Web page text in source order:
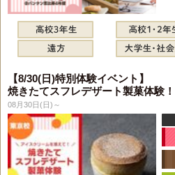
【8/30(日)特別体験イベント】
焼きたてスフレデザート製菓体験！
08月30日(日)～